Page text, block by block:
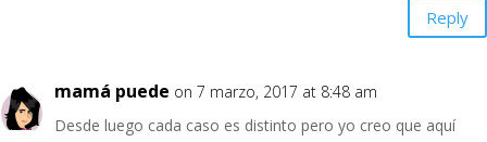
Reply
mamá puede on 7 marzo, 2017 at 8:48 am
Desde luego cada caso es distinto pero yo creo que aquí